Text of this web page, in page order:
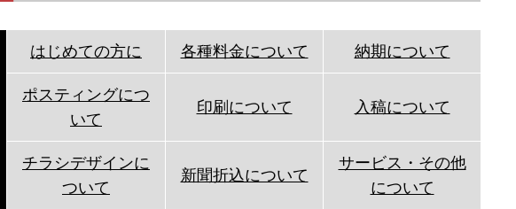
はじめての方に 各種料金について 納期について
ポスティングにつ
いて
印刷について 入稿について
チラシデザインに
ついて
新聞折込について
サービス・その他
について